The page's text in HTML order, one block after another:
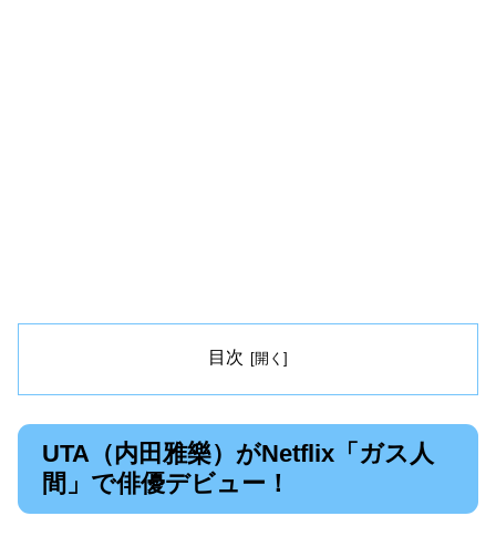
目次
UTA（内田雅樂）がNetflix「ガス人
間」で俳優デビュー！